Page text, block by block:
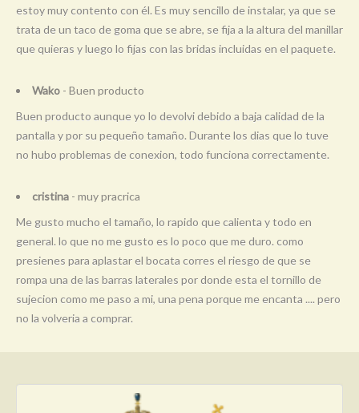
estoy muy contento con él. Es muy sencillo de instalar, ya que se
trata de un taco de goma que se abre, se fija a la altura del manillar
que quieras y luego lo fijas con las bridas incluidas en el paquete.
Wako - Buen producto
Buen producto aunque yo lo devolvi debido a baja calidad de la
pantalla y por su pequeño tamaño. Durante los dias que lo tuve
no hubo problemas de conexion, todo funciona correctamente.
cristina - muy pracrica
Me gusto mucho el tamaño, lo rapido que calienta y todo en
general. lo que no me gusto es lo poco que me duro. como
presienes para aplastar el bocata corres el riesgo de que se
rompa una de las barras laterales por donde esta el tornillo de
sujecion como me paso a mi, una pena porque me encanta .... pero
no la volveria a comprar.